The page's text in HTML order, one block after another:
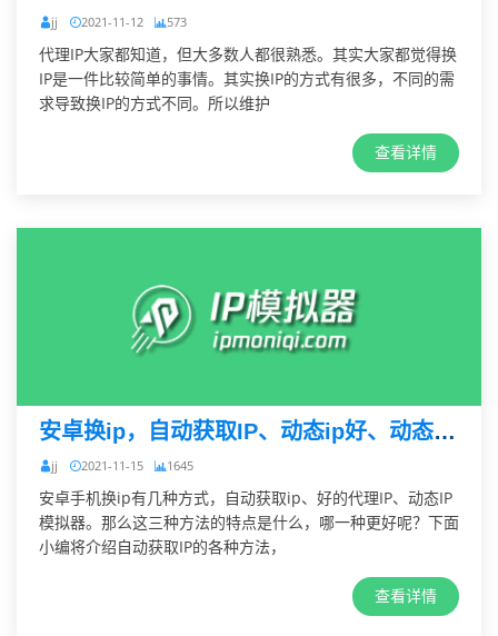
jj 2021-11-12 573
代理IP大家都知道，但大多数人都很熟悉。其实大家都觉得换
IP是一件比较简单的事情。其实换IP的方式有很多，不同的需
求导致换IP的方式不同。所以维护
查看详情
安卓换ip，自动获取IP、动态ip好、动态IP哪种方法
jj 2021-11-15 1645
安卓手机换ip有几种方式，自动获取ip、好的代理IP、动态IP
模拟器。那么这三种方法的特点是什么，哪一种更好呢？下面
小编将介绍自动获取IP的各种方法，
查看详情